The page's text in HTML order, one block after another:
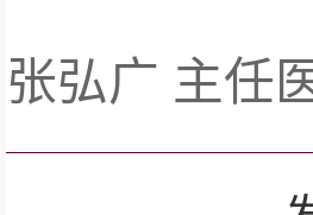
张弘广 主任